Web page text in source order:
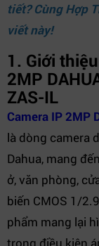
tiết? CùngHợp
viết này!
1. Giới
2MP
ZAS-IL
Camera IP 2MP
là dòng camera
Dahua, mang
ở, văn phòng,
biến CMOS 1/
phẩm mang lại